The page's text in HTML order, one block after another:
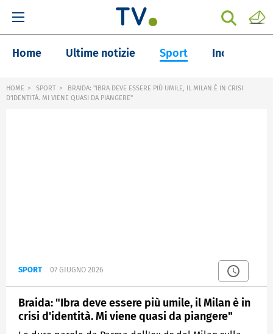
Home Ultime notizie Sport Inchieste
HOME SPORT
BRAIDA: "IBRA DEVE ESSERE PIÙ UMILE, IL MILAN È IN CRISI
D'IDENTITÀ. MI VIENE QUASI DA PIANGERE"
SPORT 07 GIUGNO 2026
Braida: "Ibra deve essere più umile, il Milan è in
crisi d'identità. Mi viene quasi da piangere"